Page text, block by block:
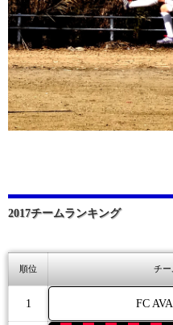
2017チームランキング
順位 チー
1 FC